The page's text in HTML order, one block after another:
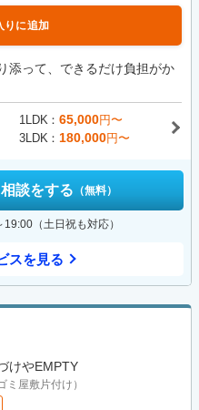
りに追加
添って、できるだけ負担がか
1LDK 65,000円〜
3LDK 180,000円〜
談をする （無料）
（土日祝も対応）
スを見る
けやEMPTY
ミ屋敷片付け）